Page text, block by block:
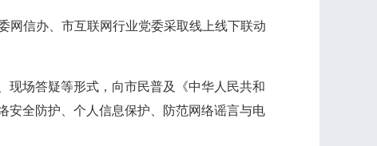
信办、市互联网行业党委采取线上线下联动
场答疑等形式，向市民普及《中华人民共和
安全防护、个人信息保护、防范网络谣言与电